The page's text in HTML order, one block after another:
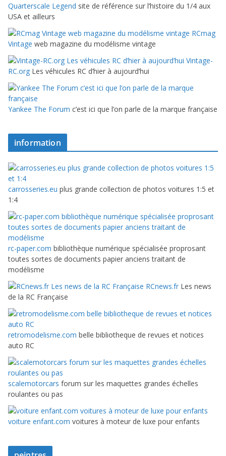
Quarterscale Legend site de référence sur l’histoire du 1/4 aux
USA et ailleurs
RCmag
Vintage web magazine du modélisme vintage
Vintage-
RC.org Les véhicules RC d’hier à aujourd’hui
Yankee The Forum c’est ici que l’on parle de la marque française
information
carrosseries.eu plus grande collection de photos voitures 1:5 et
1:4
rc-paper.com bibliothèque numérique spécialisée proprosant
toutes sortes de documents papier anciens traitant de
modélisme
RCnews.fr Les news
de la RC Française
retromodelisme.com belle bibliotheque de revues et notices
auto RC
scalemotorcars forum sur les maquettes grandes échelles
roulantes ou pas
voiture enfant.com voitures à moteur de luxe pour enfants